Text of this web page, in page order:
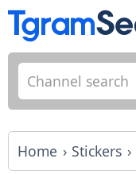
Home Stickers